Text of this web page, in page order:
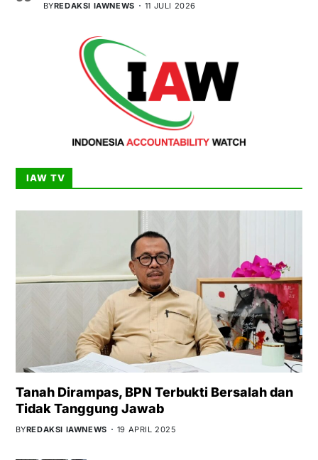
BYREDAKSI IAWNEWS 11 JULI 2026
IAW TV
Tanah Dirampas, BPN Terbukti Bersalah dan
Tidak Tanggung Jawab
BYREDAKSI IAWNEWS 19 APRIL 2025